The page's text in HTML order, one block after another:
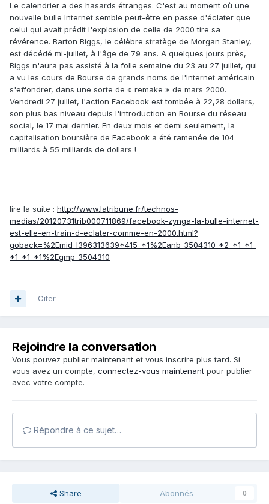
Le calendrier a des hasards étranges. C'est au moment où une
nouvelle bulle Internet semble peut-être en passe d'éclater que
celui qui avait prédit l'explosion de celle de 2000 tire sa
révérence. Barton Biggs, le célèbre stratège de Morgan Stanley,
est décédé mi-juillet, à l'âge de 79 ans. A quelques jours près,
Biggs n'aura pas assisté à la folle semaine du 23 au 27 juillet, qui
a vu les cours de Bourse de grands noms de l'Internet américain
s'effondrer, dans une sorte de « remake » de mars 2000.
Vendredi 27 juillet, l'action Facebook est tombée à 22,28 dollars,
son plus bas niveau depuis l'introduction en Bourse du réseau
social, le 17 mai dernier. En deux mois et demi seulement, la
capitalisation boursière de Facebook a été ramenée de 104
milliards à 55 milliards de dollars !
lire la suite : http://www.latribune.fr/technos-
medias/20120731trib000711869/facebook-zynga-la-bulle-internet-
est-elle-en-train-d-eclater-comme-en-2000.html?
goback=%2Emid_I396313639*415_*1%2Eanb_3504310_*2_*1_*1_
*1_*1_*1%2Egmp_3504310
Citer
Rejoindre la conversation
Vous pouvez publier maintenant et vous inscrire plus tard. Si
vous avez un compte, connectez-vous maintenant pour publier
avec votre compte.
Répondre à ce sujet…
Share Abonnés 0